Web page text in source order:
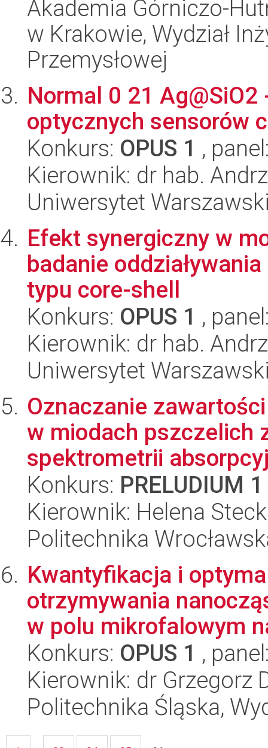
Akademia Górniczo-
w Krakowie, Wydział
Przemysłowej
Normal 0 21
optycznych sensorów
Konkurs: OPUS 1 ,
Kierownik: dr hab.
Uniwersytet
Efekt synergiczny w
badanie
typu core-shell
Konkurs: OPUS 1 ,
Kierownik: dr hab.
Uniwersytet
Oznaczanie
w miodach pszczelich
spektrometrii
Konkurs: PRELUDIUM 1
Kierownik: Helena
Politechnika
Kwantyfikacja i
otrzymywania
w polu mikrofalowym
Konkurs: OPUS 1 ,
Kierownik: dr Grzegorz
Politechnika Śląska,